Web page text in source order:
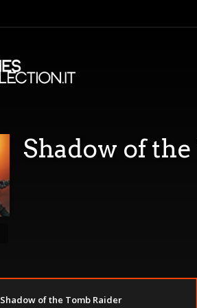
Shadow of
Shadow of the Tomb Raider